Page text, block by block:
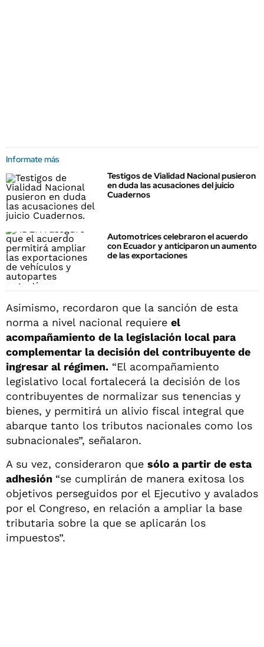
Informate más
Testigos de Vialidad Nacional pusieron
en duda las acusaciones del juicio
Cuadernos
Automotrices celebraron el acuerdo
con Ecuador y anticiparon un aumento
de las exportaciones
Asimismo, recordaron que la sanción de esta
norma a nivel nacional requiere el
acompañamiento de la legislación local para
complementar la decisión del contribuyente de
ingresar al régimen. “El acompañamiento
legislativo local fortalecerá la decisión de los
contribuyentes de normalizar sus tenencias y
bienes, y permitirá un alivio fiscal integral que
abarque tanto los tributos nacionales como los
subnacionales”, señalaron.
A su vez, consideraron que sólo a partir de esta
adhesión “se cumplirán de manera exitosa los
objetivos perseguidos por el Ejecutivo y avalados
por el Congreso, en relación a ampliar la base
tributaria sobre la que se aplicarán los
impuestos”.